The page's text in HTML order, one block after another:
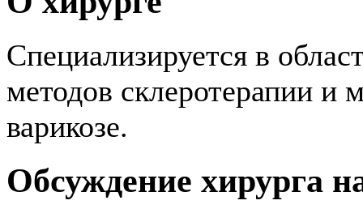
Cпециализируется в
методов склеротерапии и
варикозе.
Обсуждение хирурга